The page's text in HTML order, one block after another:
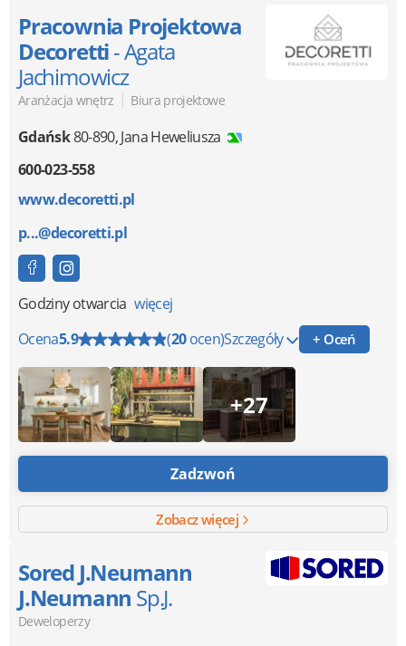
Pracownia Projektowa
Decoretti- Agata
Jachimowicz
Aranżacja wnętrz | Biura projektowe
Gdańsk80-890,Jana Heweliusza
600-023-558
www.decoretti.pl
p...@decoretti.pl
Godziny otwarcia więcej
Ocena5.9 (20ocen)Szczegóły + Oceń
+27
Zadzwoń
Zobacz więcej
Sored J.Neumann
J.Neumann Sp.J.
Deweloperzy